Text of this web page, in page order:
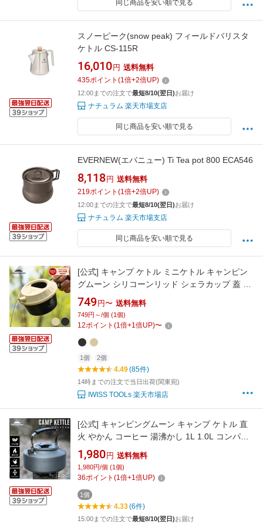
同じ商品を安い順で見る
スノーピーク(snow peak) フィールドバリスタ
ケトル CS-115R
16,010 円 送料無料
435ポイント (1倍+2倍UP)
12:00までの注文で最短8/10(翌日)お届け
ナチュラム 楽天市場支店
同じ商品を安い順で見る
EVERNEW(エバニュー) Ti Tea pot 800 ECA546
8,118 円 送料無料
219ポイント (1倍+2倍UP)
12:00までの注文で最短8/10(翌日)お届け
ナチュラム 楽天市場支店
同じ商品を安い順で見る
[公式] キャンプ ケトル ミニケトル キャンピン
グムーン シリコーンリッド シェラカップ 蓋 注
ぎ口 持ち運び シリコン ふた 小型 シェラカップ
リッド シェラリッド ケトルレス フタ アウトド
ア 登山 軽量 コンパクト ソロ ソロキャンプ シ
749 円〜 送料無料
749円～/個 (1個)
12ポイント (1倍+1倍UP)〜
1個 2個
4.49(85件)
14時までの注文で当日出荷(関東宛)
IWISS TOOLs 楽天市場店
[公式] キャンピングムーン キャンプ ケトル 直
火 やかん コーヒー 湯沸かし 1L 1.0L コンパク
ト アウトドア 直火 登山 ヤカン アルミ 軽量 キ
ャンプケトル 携帯 おしゃれ ソロ ソロキャンプ
コーヒーケトル 小さいシンプル 大容量
1,980 円 送料無料
1,980円/個 (1個)
36ポイント (1倍+1倍UP)
1個
4.33(6件)
15:00までの注文で最短8/10(翌日)お届け